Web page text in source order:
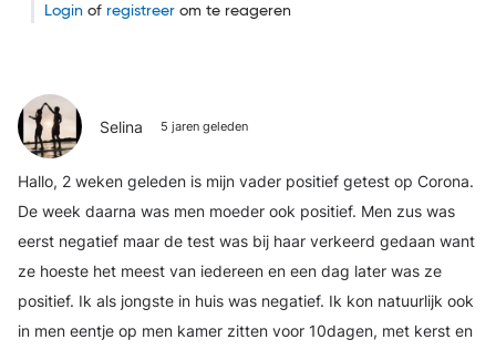
Login of registreer om te reageren
Selina 5 jaren geleden
Hallo, 2 weken geleden is mijn vader positief getest op Corona.
De week daarna was men moeder ook positief. Men zus was
eerst negatief maar de test was bij haar verkeerd gedaan want
ze hoeste het meest van iedereen en een dag later was ze
positief. Ik als jongste in huis was negatief. Ik kon natuurlijk ook
in men eentje op men kamer zitten voor 10dagen, met kerst en